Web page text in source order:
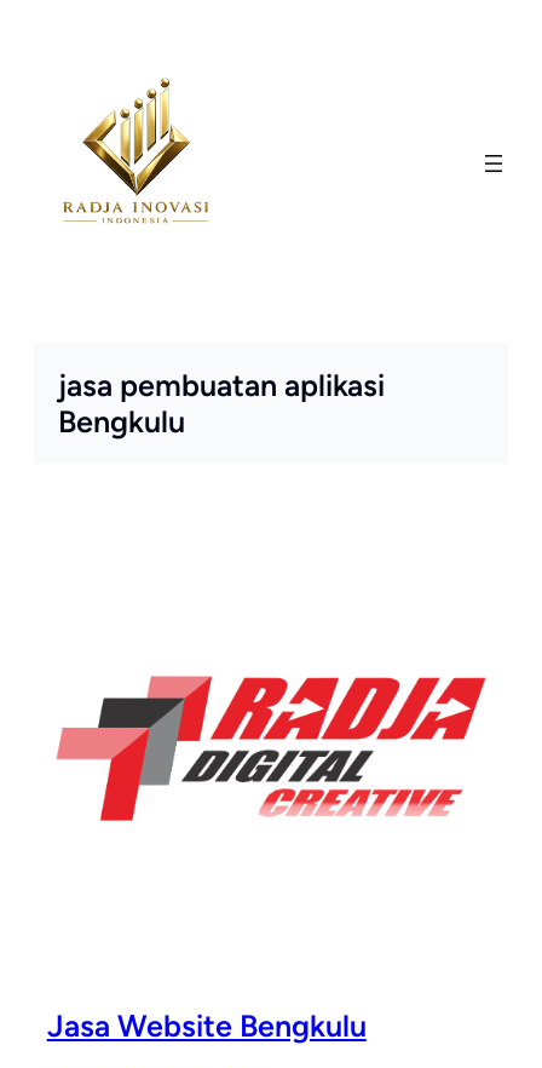
jasa pembuatan aplikasi
Bengkulu
Jasa Website Bengkulu